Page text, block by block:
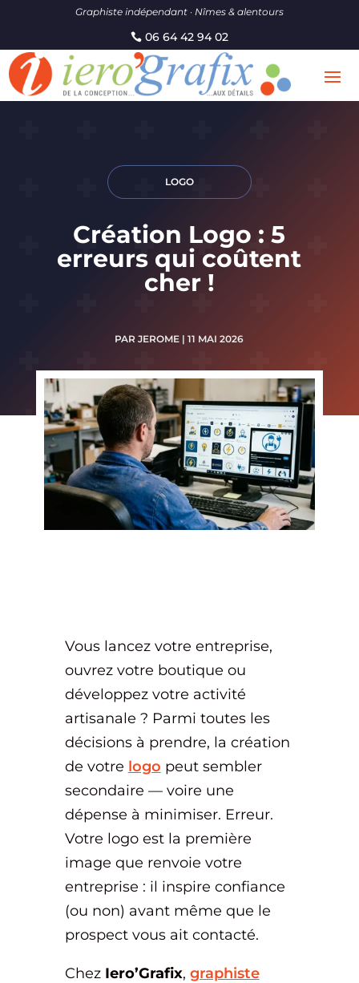
Graphiste indépendant · Nîmes & alentours
06 64 42 94 02
LOGO
Création Logo : 5
erreurs qui coûtent
cher !
PARJEROME |11 MAI 2026
Vous lancez votre entreprise,
ouvrez votre boutique ou
développez votre activité
artisanale ? Parmi toutes les
décisions à prendre, la création
de votre logo peut sembler
secondaire — voire une
dépense à minimiser. Erreur.
Votre logo est la première
image que renvoie votre
entreprise : il inspire confiance
(ou non) avant même que le
prospect vous ait contacté.
Chez Iero’Grafix, graphiste